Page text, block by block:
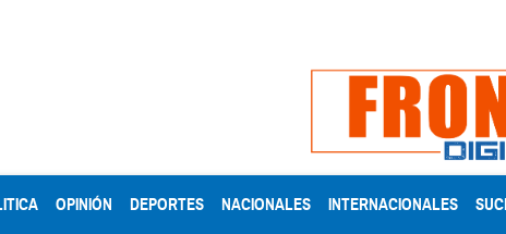
OPINIÓN DEPORTES NACIONALES INTERNACIONALES